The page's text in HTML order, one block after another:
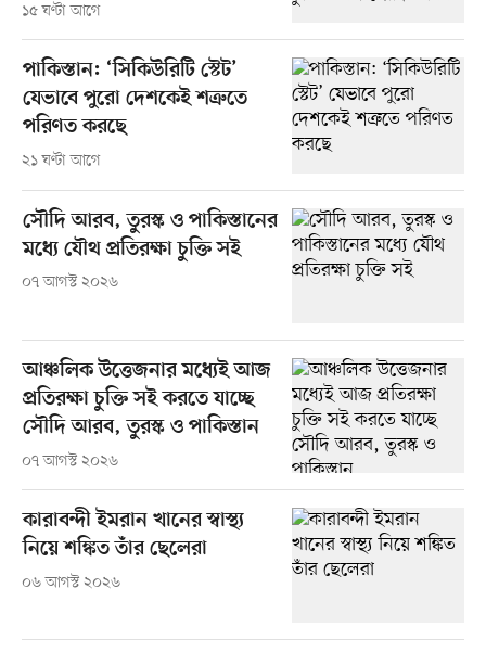
১৫ ঘণ্টা আগে
পাকিস্তান: ‘সিকিউরিটি স্টেট’
যেভাবে পুরো দেশকেই শত্রুতে
পরিণত করছে
২১ ঘণ্টা আগে
সৌদি আরব, তুরস্ক ও পাকিস্তানের
মধ্যে যৌথ প্রতিরক্ষা চুক্তি সই
০৭ আগস্ট ২০২৬
আঞ্চলিক উত্তেজনার মধ্যেই আজ
প্রতিরক্ষা চুক্তি সই করতে যাচ্ছে
সৌদি আরব, তুরস্ক ও পাকিস্তান
০৭ আগস্ট ২০২৬
কারাবন্দী ইমরান খানের স্বাস্থ্য
নিয়ে শঙ্কিত তাঁর ছেলেরা
০৬ আগস্ট ২০২৬